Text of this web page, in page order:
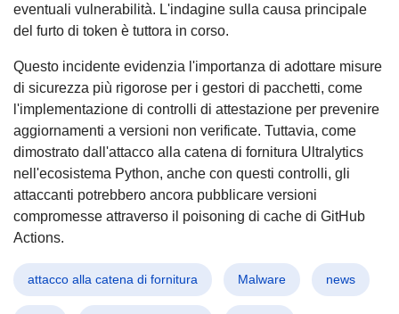
eventuali vulnerabilità. L'indagine sulla causa principale
del furto di token è tuttora in corso.
Questo incidente evidenzia l'importanza di adottare misure
di sicurezza più rigorose per i gestori di pacchetti, come
l'implementazione di controlli di attestazione per prevenire
aggiornamenti a versioni non verificate. Tuttavia, come
dimostrato dall'attacco alla catena di fornitura Ultralytics
nell'ecosistema Python, anche con questi controlli, gli
attaccanti potrebbero ancora pubblicare versioni
compromesse attraverso il poisoning di cache di GitHub
Actions.
attacco alla catena di fornitura Malware news